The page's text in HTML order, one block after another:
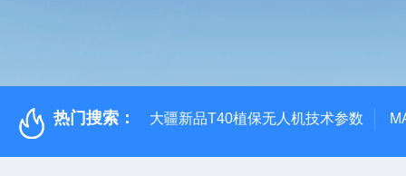
热门搜索： 大疆新品T40植保无人机技术参数